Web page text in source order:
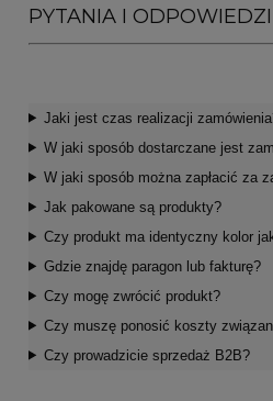
PYTANIA I ODPOWIEDZI
Jaki jest czas realizacji
W jaki sposób dostarczane jest
W jaki sposób można zapłacić za
Jak pakowane są produkty?
Czy produkt ma identyczny kolor
Gdzie znajdę paragon lub fakturę?
Czy mogę zwrócić produkt?
Czy muszę ponosić koszty
Czy prowadzicie sprzedaż B2B?